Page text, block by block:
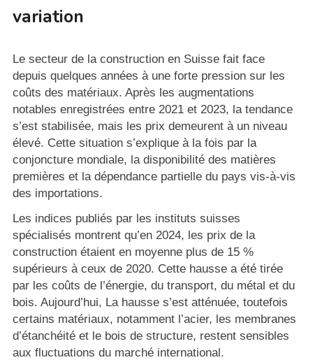
variation
Le secteur de la construction en Suisse fait face
depuis quelques années à une forte pression sur les
coûts des matériaux. Après les augmentations
notables enregistrées entre 2021 et 2023, la tendance
s’est stabilisée, mais les prix demeurent à un niveau
élevé. Cette situation s’explique à la fois par la
conjoncture mondiale, la disponibilité des matières
premières et la dépendance partielle du pays vis-à-vis
des importations.
Les indices publiés par les instituts suisses
spécialisés montrent qu’en 2024, les prix de la
construction étaient en moyenne plus de 15 %
supérieurs à ceux de 2020. Cette hausse a été tirée
par les coûts de l’énergie, du transport, du métal et du
bois. Aujourd’hui, La hausse s’est atténuée, toutefois
certains matériaux, notamment l’acier, les membranes
d’étanchéité et le bois de structure, restent sensibles
aux fluctuations du marché international.